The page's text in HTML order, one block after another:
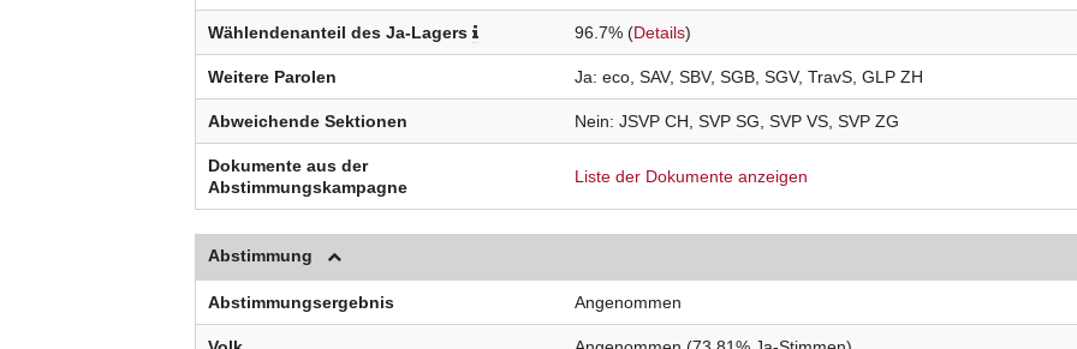
Wählendenanteil des Ja-Lagers 96.7% (Details)
Weitere Parolen Ja eco SAV SBV SGB SGV TravS GLP ZH
Abweichende Sektionen Nein JSVP CH SVP SG SVP VS SVP ZG
Dokumente aus der
Abstimmungskampagne
Liste der Dokumente anzeigen
Abstimmung
Abstimmungsergebnis Angenommen